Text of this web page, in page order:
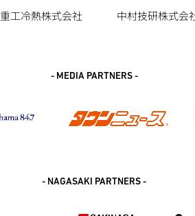
工冷熱株式会社 中村技研株式会
- MEDIA PARTNERS -
- NAGASAKI PARTNERS -